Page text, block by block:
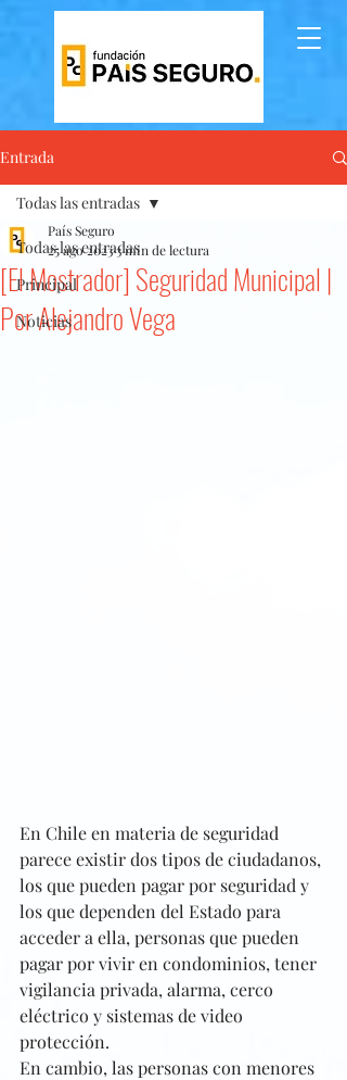
Entrada
Todas las entradas
Principal
Noticias
Todas las entradas
[El Mostrador] Seguridad Municipal |
Por Alejandro Vega
País Seguro
25 ago 20233 min de lectura
En Chile en materia de seguridad
parece existir dos tipos de ciudadanos,
los que pueden pagar por seguridad y
los que dependen del Estado para
acceder a ella, personas que pueden
pagar por vivir en condominios, tener
vigilancia privada, alarma, cerco
eléctrico y sistemas de video
protección.
En cambio, las personas con menores